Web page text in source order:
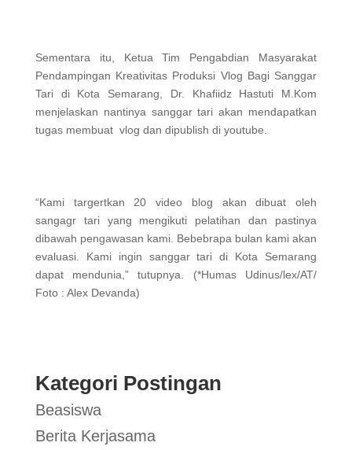
Sementara itu, Ketua Tim Pengabdian Masyarakat
Pendampingan Kreativitas Produksi Vlog Bagi Sanggar
Tari di Kota Semarang, Dr. Khafiidz Hastuti M.Kom
menjelaskan nantinya sanggar tari akan mendapatkan
tugas membuat vlog dan dipublish di youtube.
“Kami targertkan 20 video blog akan dibuat oleh
sangagr tari yang mengikuti pelatihan dan pastinya
dibawah pengawasan kami. Bebebrapa bulan kami akan
evaluasi. Kami ingin sanggar tari di Kota Semarang
dapat mendunia,” tutupnya. (*Humas Udinus/lex/AT/
Foto : Alex Devanda)
Kategori Postingan
Beasiswa
Berita Kerjasama